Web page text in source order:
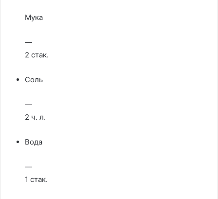
Мука
—
2 стак.
Соль
—
2 ч. л.
Вода
—
1 стак.